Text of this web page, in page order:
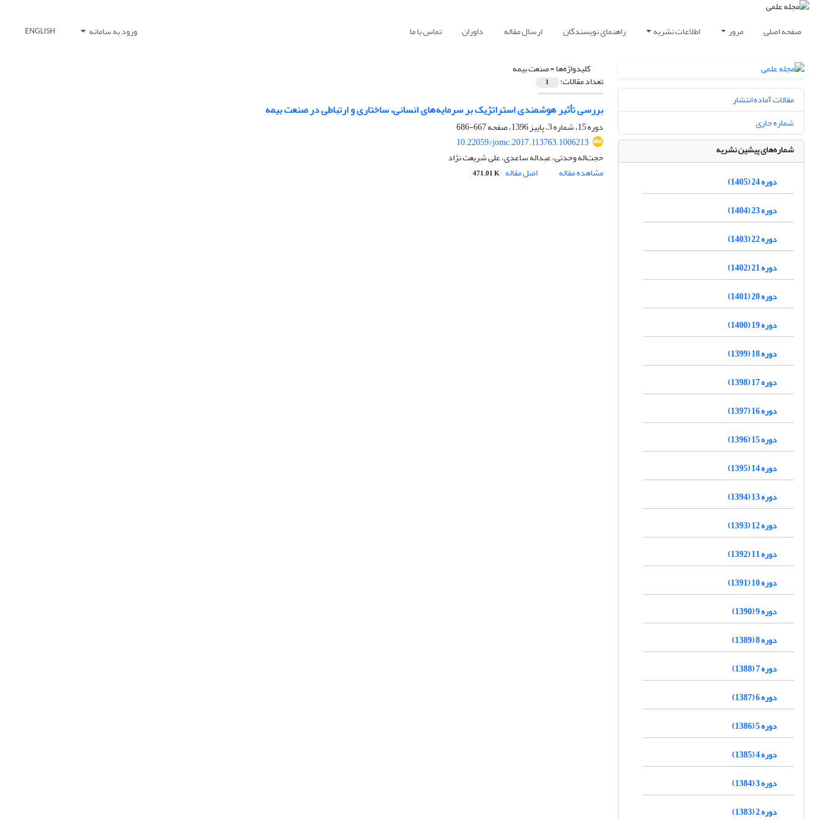
صفحه اصلی مرور اطلاعات نشریه راهنمای نویسندگان ارسال مقاله داوران تماس با ما ورود به سامانه ENGLISH
کلیدواژه‌ها =صنعت بیمه
تعداد مقالات: 1
بررسی تأثیر هوشمندی استراتژیک بر سرمایه‌های انسانی، ساختاری و ارتباطی در صنعت بیمه
دوره 15، شماره 3، پاییز 1396، صفحه
667-686
10.22059/jomc.2017.113763.1006213
حجت‌‎اله وحدتی، عبداله ساعدی، علی شریعت نژاد
مشاهده مقاله
اصل مقاله 471.01 K
مقالات آماده انتشار
شماره جاری
شماره‌های پیشین نشریه
دوره 24 (1405)
دوره 23 (1404)
دوره 22 (1403)
دوره 21 (1402)
دوره 20 (1401)
دوره 19 (1400)
دوره 18 (1399)
دوره 17 (1398)
دوره 16 (1397)
دوره 15 (1396)
دوره 14 (1395)
دوره 13 (1394)
دوره 12 (1393)
دوره 11 (1392)
دوره 10 (1391)
دوره 9 (1390)
دوره 8 (1389)
دوره 7 (1388)
دوره 6 (1387)
دوره 5 (1386)
دوره 4 (1385)
دوره 3 (1384)
دوره 2 (1383)